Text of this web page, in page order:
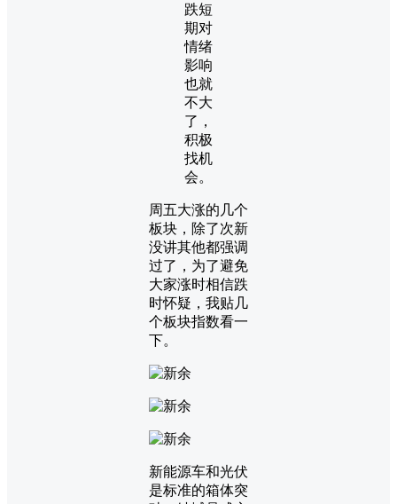
跌短
期对
情绪
影响
也就
不大
了，
积极
找机
会。
周五大涨的几个
板块，除了次新
没讲其他都强调
过了，为了避免
大家涨时相信跌
时怀疑，我贴几
个板块指数看一
下。
新能源车和光伏
是标准的箱体突